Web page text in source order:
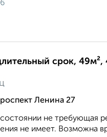
срок,
Ленина 27
состоянии не требующая
не имеет. Возможна